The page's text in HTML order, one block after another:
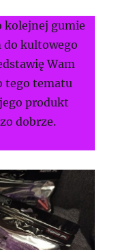
kolejnej gumie
do kultowego
Wam
tego tematu
produkt
dobrze.